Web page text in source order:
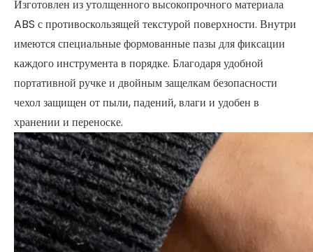
Изготовлен из утолщенного высокопрочного материала
ABS с противоскользящей текстурой поверхности. Внутри
имеются специальные формованные пазы для фиксации
каждого инструмента в порядке. Благодаря удобной
портативной ручке и двойным защелкам безопасности
чехол защищен от пыли, падений, влаги и удобен в
хранении и переноске.